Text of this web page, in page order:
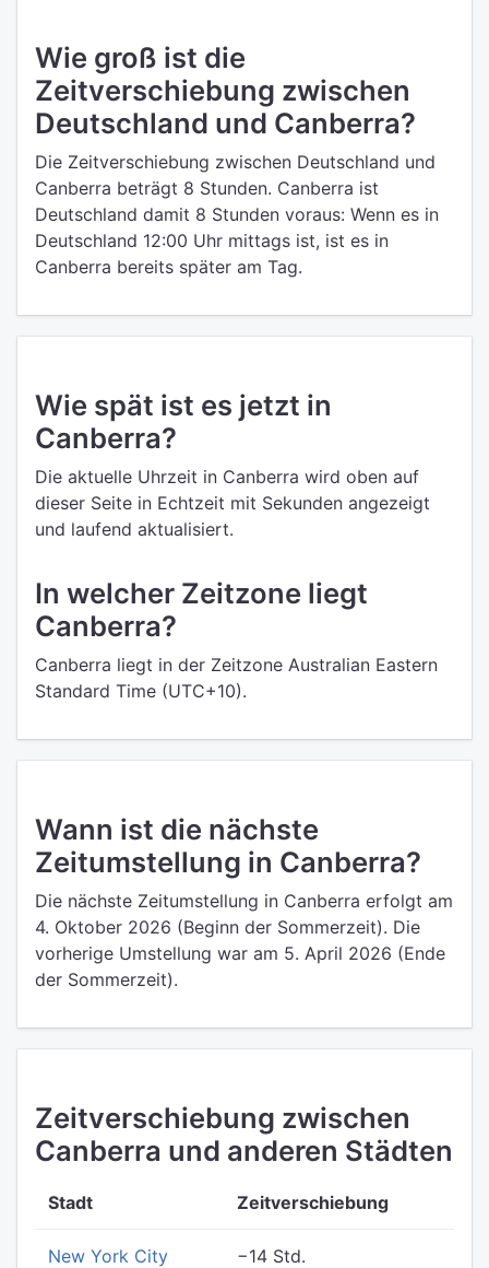
Wie groß ist die
Zeitverschiebung zwischen
Deutschland und Canberra?
Die Zeitverschiebung zwischen Deutschland und
Canberra beträgt 8 Stunden. Canberra ist
Deutschland damit 8 Stunden voraus: Wenn es in
Deutschland 12:00 Uhr mittags ist, ist es in
Canberra bereits später am Tag.
Wie spät ist es jetzt in
Canberra?
Die aktuelle Uhrzeit in Canberra wird oben auf
dieser Seite in Echtzeit mit Sekunden angezeigt
und laufend aktualisiert.
In welcher Zeitzone liegt
Canberra?
Canberra liegt in der Zeitzone Australian Eastern
Standard Time (UTC+10).
Wann ist die nächste
Zeitumstellung in Canberra?
Die nächste Zeitumstellung in Canberra erfolgt am
4. Oktober 2026 (Beginn der Sommerzeit). Die
vorherige Umstellung war am 5. April 2026 (Ende
der Sommerzeit).
Zeitverschiebung zwischen
Canberra und anderen Städten
Stadt Zeitverschiebung
New York City −14 Std.